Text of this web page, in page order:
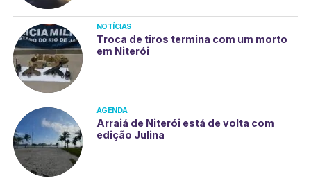
NOTÍCIAS
Troca de tiros termina com um morto
em Niterói
AGENDA
Arraiá de Niterói está de volta com
edição Julina